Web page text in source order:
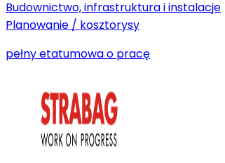
Budownictwo, infrastruktura i instalacje
Planowanie / kosztorysy
pełny etatumowa o pracę